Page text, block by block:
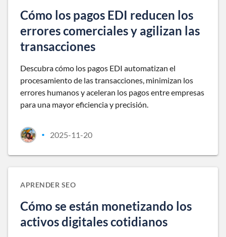
Cómo los pagos EDI reducen los
errores comerciales y agilizan las
transacciones
Descubra cómo los pagos EDI automatizan el
procesamiento de las transacciones, minimizan los
errores humanos y aceleran los pagos entre empresas
para una mayor eficiencia y precisión.
• 2025-11-20
APRENDER SEO
Cómo se están monetizando los
activos digitales cotidianos